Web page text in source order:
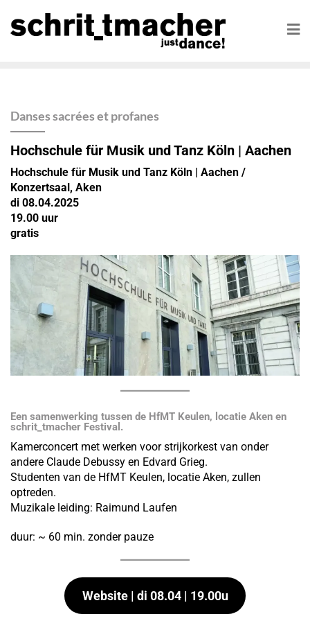
Danses sacrées et profanes
Hochschule für Musik und Tanz Köln | Aachen
Hochschule für Musik und Tanz Köln | Aachen /
Konzertsaal, Aken
di 08.04.2025
19.00 uur
gratis
Een samenwerking tussen de HfMT Keulen, locatie Aken en
schrit_tmacher Festival.
Kamerconcert met werken voor strijkorkest van onder
andere Claude Debussy en Edvard Grieg.
Studenten van de HfMT Keulen, locatie Aken, zullen
optreden.
Muzikale leiding: Raimund Laufen
duur: ~ 60 min. zonder pauze
Website | di 08.04 | 19.00u